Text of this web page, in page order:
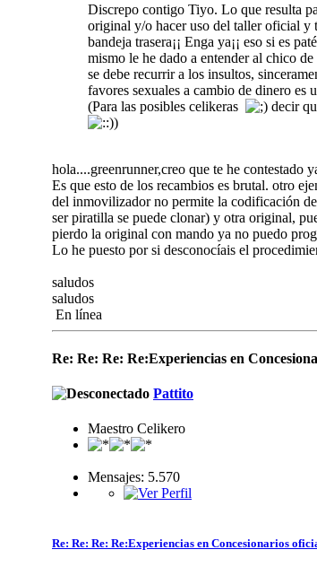
Discrepo contigo Tiyo. Lo que resulta
original y/o hacer uso del taller oficial y
bandeja trasera¡¡ Enga ya¡¡ eso si es
mismo le he dado a entender al chico
se debe recurrir a los insultos,
favores sexuales a cambio de dinero es
(Para las posibles celikeras
decir
)
hola....greenrunner,creo que te he contestado
Es que esto de los recambios es brutal. otro
del inmovilizador no permite la codificación
ser piratilla se puede clonar) y otra original,
pierdo la original con mando ya no puedo
Lo he puesto por si desconocíais el
saludos
saludos
En línea
Re: Re: Re: Re:Experiencias en
Pattito
Maestro Celikero
Mensajes: 5.570
Re: Re: Re: Re:Experiencias en Concesionarios